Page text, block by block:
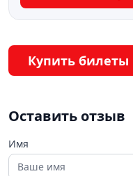
Купить билеты
Оставить отзыв
Имя